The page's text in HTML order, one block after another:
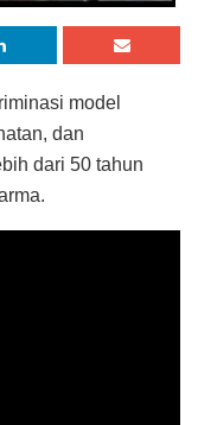
model
dan
dari 50 tahun